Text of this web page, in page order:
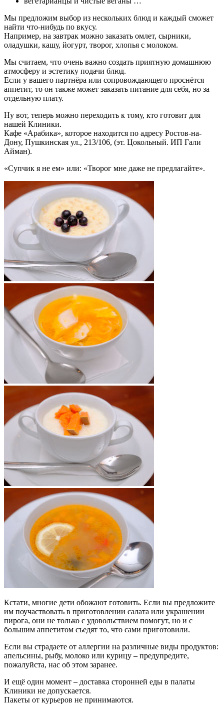
Мы предложим выбор из нескольких блюд и каждый сможет
найти что-нибудь по вкусу.
Например, на завтрак можно заказать омлет, сырники,
оладушки, кашу, йогурт, творог, хлопья с молоком.
Мы считаем, что очень важно создать приятную домашнюю
атмосферу и эстетику подачи блюд.
Если у вашего партнёра или сопровождающего проснётся
аппетит, то он также может заказать питание для себя, но за
отдельную плату.
Ну вот, теперь можно переходить к тому, кто готовит для
нашей Клиники.
Кафе «Арабика», которое находится по адресу Ростов-на-
Дону, Пушкинская ул., 213/106, (эт. Цокольный. ИП Гали
Айман).
«Супчик я не ем» или: «Творог мне даже не предлагайте».
Кстати, многие дети обожают готовить. Если вы предложите
им поучаствовать в приготовлении салата или украшении
пирога, они не только с удовольствием помогут, но и с
большим аппетитом съедят то, что сами приготовили.
Если вы страдаете от аллергии на различные виды продуктов:
апельсины, рыбу, молоко или курицу – предупредите,
пожалуйста, нас об этом заранее.
И ещё один момент – доставка сторонней еды в палаты
Клиники не допускается.
Пакеты от курьеров не принимаются.